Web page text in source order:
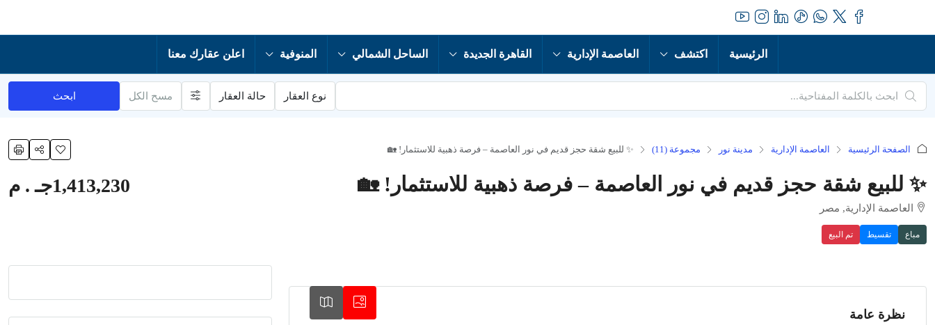
الرئيسية اكتشف العاصمة الإدارية القاهرة الجديدة الساحل الشمالي المنوفية اعلن عقارك معنا
نوع العقار حالة العقار مسح الكل ابحث
الصفحة الرئيسية العاصمة الإدارية مدينة نور مجموعة (11) ✨ للبيع شقة حجز قديم في نور العاصمة – فرصة ذهبية للاستثمار! 🏡
✨ للبيع شقة حجز قديم في نور العاصمة – فرصة ذهبية للاستثمار! 🏡
العاصمة الإدارية, مصر
مباع تقسيط تم البيع
1,413,230جـ . م
نظرة عامة